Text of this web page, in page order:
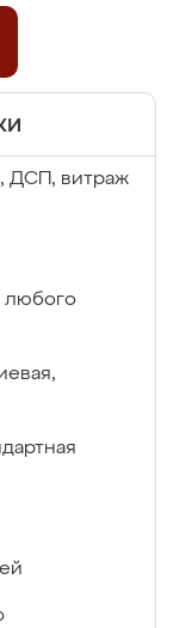
ДСП, витраж
любого